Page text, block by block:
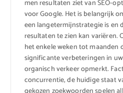
men resultaten ziet van SEO-
voor Google. Het is belangrijk
een langetermijnstrategie is en
resultaten te zien kan variëren.
het enkele weken tot maanden
significante verbeteringen in
organisch verkeer opmerkt.
concurrentie, de huidige staat